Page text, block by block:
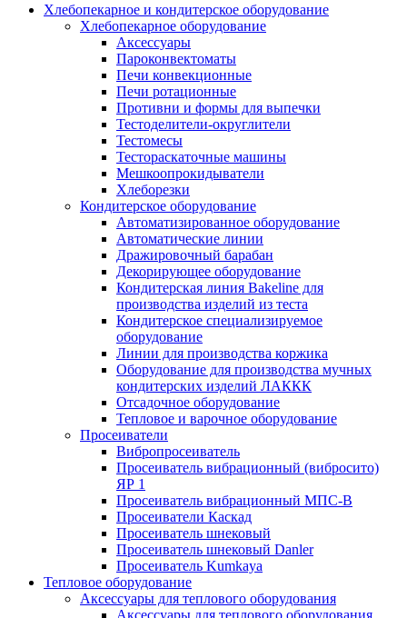
Хлебопекарное и кондитерское оборудование
Хлебопекарное оборудование
Аксессуары
Пароконвектоматы
Печи конвекционные
Печи ротационные
Противни и формы для выпечки
Тестоделители-округлители
Тестомесы
Тестораскаточные машины
Мешкоопрокидыватели
Хлеборезки
Кондитерское оборудование
Автоматизированное оборудование
Автоматические линии
Дражировочный барабан
Декорирующее оборудование
Кондитерская линия Bakeline для
производства изделий из теста
Кондитерское специализируемое
оборудование
Линии для производства коржика
Оборудование для производства мучных
кондитерских изделий ЛАККК
Отсадочное оборудование
Тепловое и варочное оборудование
Просеиватели
Вибропросеиватель
Просеиватель вибрационный (вибросито)
ЯР 1
Просеиватель вибрационный МПС-В
Просеиватели Каскад
Просеиватель шнековый
Просеиватель шнековый Danler
Просеиватель Kumkaya
Тепловое оборудование
Аксессуары для теплового оборудования
Аксессуары для теплового оборудования